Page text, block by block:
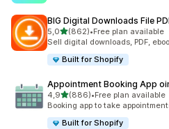
BIG Digital Downloads File
5,0z 5 hvězd
(862)
Celkový počet recenzí: 862
•Free plan available
Sell digital downloads, PDF,
Built for Shopify
Appointment Booking App
4,9z 5 hvězd
(886)
Celkový počet recenzí: 886
•Free plan available
Booking app to take
Built for Shopify